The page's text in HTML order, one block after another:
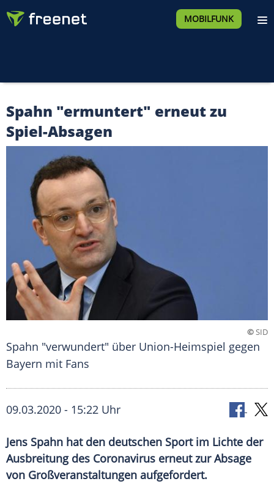
MOBILFUNK
Spahn "ermuntert" erneut zu
Spiel-Absagen
©SID
Spahn "verwundert" über Union-Heimspiel gegen
Bayern mit Fans
09.03.2020 - 15:22 Uhr
Jens Spahn hat den deutschen Sport im Lichte der
Ausbreitung des Coronavirus erneut zur Absage
von Großveranstaltungen aufgefordert.